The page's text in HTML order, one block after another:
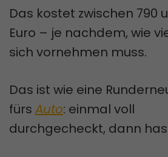
Das kostet zwischen 790
Euro – je nachdem, wie
sich vornehmen muss.
Das ist wie eine
fürs Auto: einmal voll
durchgecheckt, dann